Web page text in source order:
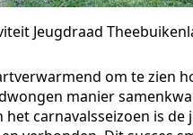
Jeugdraad
om te zien
manier
het carnavalsseizoen is de